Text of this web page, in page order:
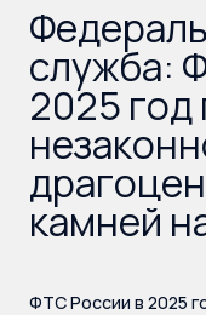
служба:
2025 год
камней
ФТС России в 2025